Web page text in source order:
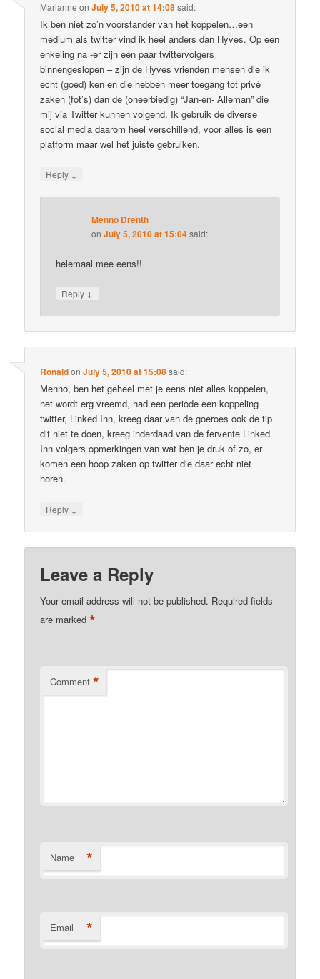
Marianne onJuly 5, 2010 at 14:08said:
Ik ben niet zo’n voorstander van het koppelen…een
medium als twitter vind ik heel anders dan Hyves. Op een
enkeling na -er zijn een paar twittervolgers
binnengeslopen – zijn de Hyves vrienden mensen die ik
echt (goed) ken en die hebben meer toegang tot privé
zaken (fot’s) dan de (oneerbiedig) “Jan-en- Alleman” die
mij via Twitter kunnen volgend. Ik gebruik de diverse
social media daarom heel verschillend, voor alles is een
platform maar wel het juiste gebruiken.
Reply ↓
Menno Drenth
onJuly 5, 2010 at 15:04said:
helemaal mee eens!!
Reply ↓
RonaldonJuly 5, 2010 at 15:08said:
Menno, ben het geheel met je eens niet alles koppelen,
het wordt erg vreemd, had een periode een koppeling
twitter, Linked Inn, kreeg daar van de goeroes ook de tip
dit niet te doen, kreeg inderdaad van de fervente Linked
Inn volgers opmerkingen van wat ben je druk of zo, er
komen een hoop zaken op twitter die daar echt niet
horen.
Reply ↓
Leave a Reply
Your email address will not be published. Required fields
are marked*
Comment *
Name *
Email *